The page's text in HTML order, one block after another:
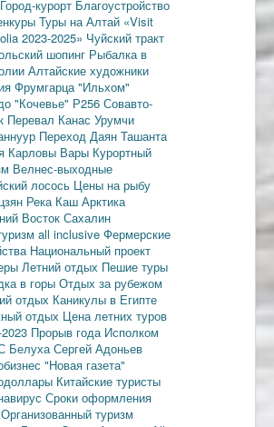
Город-курорт Благоустройство
Туры на Алтай «Visit
2023-2025» Чуйский тракт
шопинг Рыбалка в
Алтайские художники
Фрумгарца"Ильхом"
"Кочевье" Р256 Совавто-
Перевал Канас Урумчи
Переход Даян Ташанта
Карловы Вары Курортный
Велнес-выходные
лосось Цены на рыбу
Река Каш Арктика
Восток Сахалин
all inclusive Фермерские
Национальный проект
Летний отдых Пешие туры
в горы Отдых за рубежом
отдых Каникулы в Египте
отдых Цена летних туров
Прорыв года Исполком
БелухаСергей Адоньев
"Новая газета"
Китайские туристы
Сроки оформления
Организованный туризм